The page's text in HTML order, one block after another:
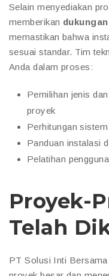
Selain menyediakan
memberikan
memastikan bahwa
sesuai standar. Tim
Anda dalam proses:
Pemilihan jenis
proyek
Perhitungan
Panduan instalasi
Pelatihan
Proyek-
Telah
PT Solusi Inti Bersama